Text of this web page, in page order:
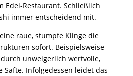
Edel-Restaurant. Schließlich
immer entscheidend mit.
raue, stumpfe Klinge die
sofort. Beispielsweise
unweigerlich wertvolle,
Säfte. Infolgedessen leidet das